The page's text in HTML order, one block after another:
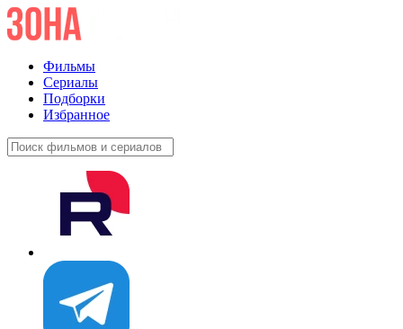
Фильмы
Сериалы
Подборки
Избранное